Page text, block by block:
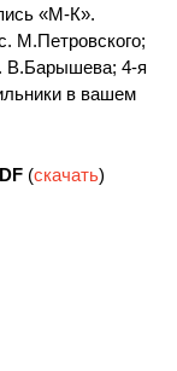
«М-К».
М.Петровского;
В.Барышева; 4-я
в вашем
(скачать)